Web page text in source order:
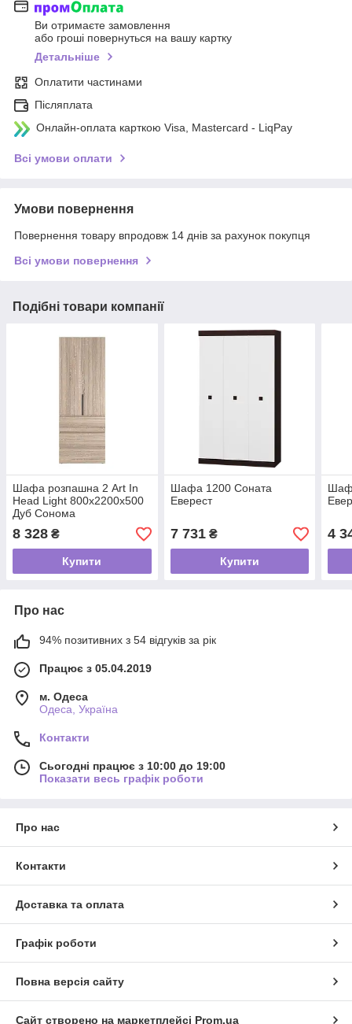
Ви отримаєте замовлення
або гроші повернуться на вашу картку
Детальніше
Оплатити частинами
Післяплата
Онлайн-оплата карткою Visa, Mastercard - LiqPay
Всі умови оплати
Умови повернення
Повернення товару впродовж 14 днів за рахунок покупця
Всі умови повернення
Подібні товари компанії
Шафа розпашна 2 Art In
Head Light 800x2200x500
Дуб Сонома
(LT12130000000)
8 328 ₴
Купити
Шафа 1200 Соната
Еверест
7 731₴
Купити
4
Про нас
94% позитивних з 54 відгуків за рік
Працює з 05.04.2019
м. Одеса
Одеса, Україна
Контакти
Сьогодні працює з 10:00 до 19:00
Показати весь графік роботи
Про нас
Контакти
Доставка та оплата
Графік роботи
Повна версія сайту
Сайт створено на маркетплейсі Prom.ua